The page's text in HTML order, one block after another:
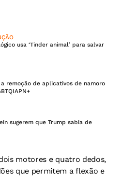
usa ‘Tinder animal’ para salvar
remoção de aplicativos de namoro
sugerem que Trump sabia de
motores e quatro dedos,
que permitem a flexão e